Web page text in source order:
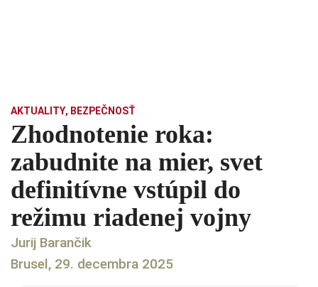
AKTUALITY, BEZPEČNOSŤ
Zhodnotenie roka:
zabudnite na mier, svet
definitívne vstúpil do
režimu riadenej vojny
Jurij Barančik
Brusel, 29. decembra 2025